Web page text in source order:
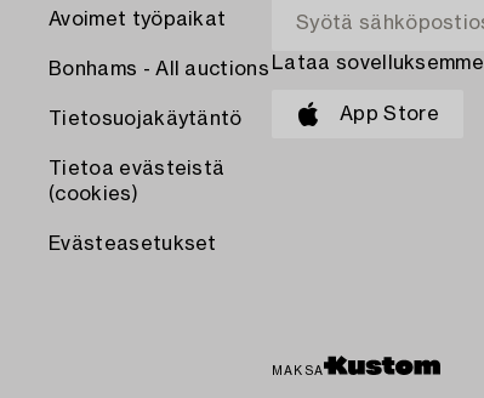
Avoimet työpaikat
Bonhams - All auctions
Tietosuojakäytäntö
Tietoa evästeistä
(cookies)
Evästeasetukset
Lataa sovelluksemme
App Store
MAKSA